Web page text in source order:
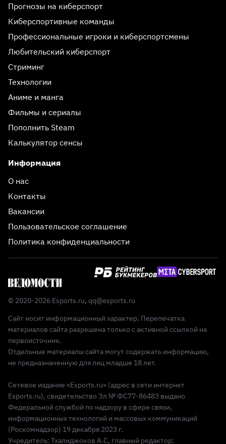
Прогнозы на киберспорт
Киберспортивные команды
Профессиональные игроки и киберспортсмены
Любительский киберспорт
Стриминг
Технологии
Аниме и манга
Фильмы и сериалы
Пополнить Steam
Калькулятор сенсы
Информация
О нас
Контакты
Вакансии
Пользовательское соглашение
Политика конфиденциальности
© 2020-2026 Esports.ru, qq@esports.ru
Сайт носит информационный характер. Перепечатка
материалов сайта разрешена только с активной ссылкой на
первоисточник.
Отдельные материалы сайта могут содержать информацию,
не предназначенную для лиц младше 18 лет.
Сетевое издание «Esports.ru» (адрес в сети интернет
Esports.ru), свидетельство Эл № ФС77-86483 выдано
Федеральной службой по надзору в сфере связи,
информационных технологий и массовых коммуникаций
(Роскомнадзор) 19 декабря 2023 г.
Учредитель: Тхалиджоков А.С, главный редактор: